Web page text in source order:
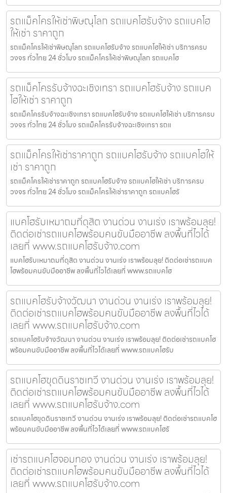
รถแม็คโครให้เช่าพิษณุโลก รถแบคโฮรับจ้าง รถแบคโฮ
ให้เช่า ราคาถูก
รถแม็คโครให้เช่าพิษณุโลก รถแบคโฮรับจ้าง รถแบคโฮให้เช่า บริการครบ
วงจร ทั่วไทย 24 ชั่วโมง รถแม็คโครให้เช่าพิษณุโลก รถแบคโฮ
รถแม็คโครรับจ้างฉะเชิงเทรา รถแบคโฮรับจ้าง รถแบค
โฮให้เช่า ราคาถูก
รถแม็คโครรับจ้างฉะเชิงเทรา รถแบคโฮรับจ้าง รถแบคโฮให้เช่า บริการครบ
วงจร ทั่วไทย 24 ชั่วโมง รถแม็คโครรับจ้างฉะเชิงเทรา รถแ
รถแม็คโครให้เช่าราคาถูก รถแบคโฮรับจ้าง รถแบคโฮให้
เช่า ราคาถูก
รถแม็คโครให้เช่าราคาถูก รถแบคโฮรับจ้าง รถแบคโฮให้เช่า บริการครบ
วงจร ทั่วไทย 24 ชั่วโมง รถแม็คโครให้เช่าราคาถูก รถแบคโฮรั
แบคโฮรับเหมาถมที่ดุสิต งานด่วน งานเร่ง เราพร้อมลุย!
ติดต่อเช่ารถแบคโฮพร้อมคนขับมืออาชีพ ลงพื้นที่ไวได้
เลยที่ www.รถแบคโฮรับจ้าง.com
แบคโฮรับเหมาถมที่ดุสิต งานด่วน งานเร่ง เราพร้อมลุย! ติดต่อเช่ารถแบค
โฮพร้อมคนขับมืออาชีพ ลงพื้นที่ไวได้เลยที่ www.รถแบคโฮ
รถแบคโฮรับจ้างวัฒนา งานด่วน งานเร่ง เราพร้อมลุย!
ติดต่อเช่ารถแบคโฮพร้อมคนขับมืออาชีพ ลงพื้นที่ไวได้
เลยที่ www.รถแบคโฮรับจ้าง.com
รถแบคโฮรับจ้างวัฒนา งานด่วน งานเร่ง เราพร้อมลุย! ติดต่อเช่ารถแบคโฮ
พร้อมคนขับมืออาชีพ ลงพื้นที่ไวได้เลยที่ www.รถแบคโฮรับ
รถแบคโฮขุดดินราชเทวี งานด่วน งานเร่ง เราพร้อมลุย!
ติดต่อเช่ารถแบคโฮพร้อมคนขับมืออาชีพ ลงพื้นที่ไวได้
เลยที่ www.รถแบคโฮรับจ้าง.com
รถแบคโฮขุดดินราชเทวี งานด่วน งานเร่ง เราพร้อมลุย! ติดต่อเช่ารถแบคโฮ
พร้อมคนขับมืออาชีพ ลงพื้นที่ไวได้เลยที่ www.รถแบคโฮรั
เช่ารถแบคโฮจอมทอง งานด่วน งานเร่ง เราพร้อมลุย!
ติดต่อเช่ารถแบคโฮพร้อมคนขับมืออาชีพ ลงพื้นที่ไวได้
เลยที่ www.รถแบคโฮรับจ้าง.com